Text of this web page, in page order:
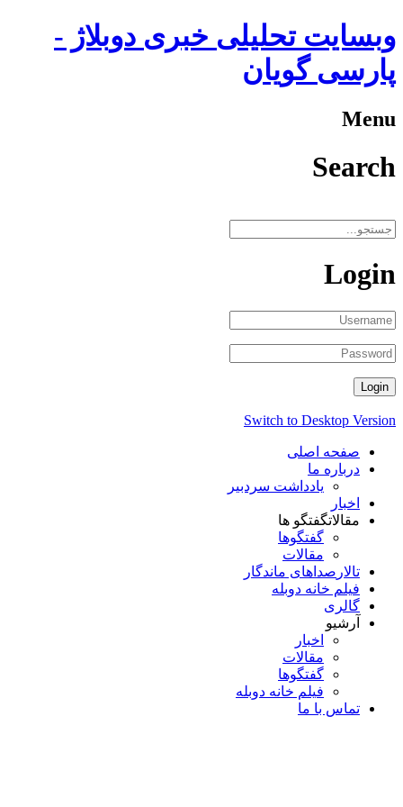
وبسایت تحلیلی خبری دوبلاژ -
پارسی گویان
Menu
Search
Login
Switch to Desktop Version
صفحه اصلی
درباره ما
یادداشت سردبیر
اخبار
مقالاتگفتگو ها
گفتگوها
مقالات
تالار صداهای ماندگار
فیلم خانه دوبله
گالری
آرشیو
اخبار
مقالات
گفتگوها
فیلم خانه دوبله
تماس با ما